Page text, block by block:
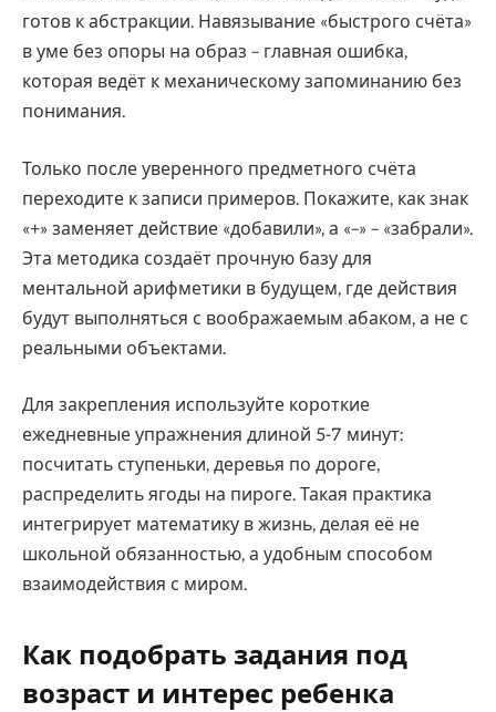
готов к абстракции. Навязывание «быстрого счёта»
в уме без опоры на образ – главная ошибка,
которая ведёт к механическому запоминанию без
понимания.
Только после уверенного предметного счёта
переходите к записи примеров. Покажите, как знак
«+» заменяет действие «добавили», а «–» – «забрали».
Эта методика создаёт прочную базу для
ментальной арифметики в будущем, где действия
будут выполняться с воображаемым абаком, а не с
реальными объектами.
Для закрепления используйте короткие
ежедневные упражнения длиной 5-7 минут:
посчитать ступеньки, деревья по дороге,
распределить ягоды на пироге. Такая практика
интегрирует математику в жизнь, делая её не
школьной обязанностью, а удобным способом
взаимодействия с миром.
Как подобрать задания под
возраст и интерес ребенка